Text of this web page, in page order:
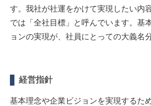
す。我社が社運をかけて実現したい内
では「全社目標」と呼んでいます。基
ョンの実現が、社員にとっての大義名
経営指針
基本理念や企業ビジョンを実現するた